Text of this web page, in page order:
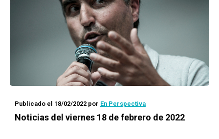
Publicado el 18/02/2022 por En Perspectiva
Noticias del viernes 18 de febrero de 2022